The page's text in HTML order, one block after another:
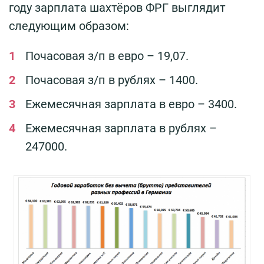
году зарплата шахтёров ФРГ выглядит
следующим образом:
Почасовая з/п в евро – 19,07.
Почасовая з/п в рублях – 1400.
Ежемесячная зарплата в евро – 3400.
Ежемесячная зарплата в рублях –
247000.